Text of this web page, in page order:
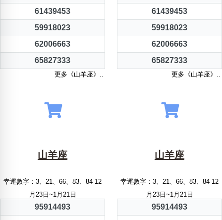
61439453
59918023
62006663
65827333
更多《山羊座》..
61439453
59918023
62006663
65827333
更多《山羊座》..
山羊座
幸運數字：3、21、66、83、84 12
月23日~1月21日
95914493
山羊座
幸運數字：3、21、66、83、84 12
月23日~1月21日
95914493